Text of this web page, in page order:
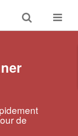
Toggle
search
Toggle
de